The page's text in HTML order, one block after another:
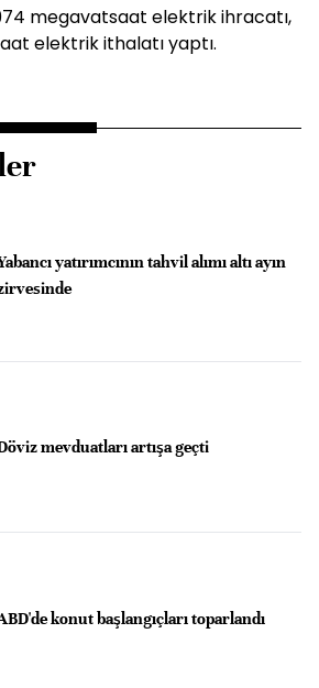
megavatsaat elektrik ihracatı,
elektrik ithalatı yaptı.
yatırımcının tahvil alımı altı ayın
mevduatları artışa geçti
konut başlangıçları toparlandı